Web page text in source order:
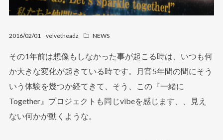
2016/02/01 velvetheadz NEWS
その1年前は想像もしなかった事が起こる時は、いつも何
か大きな変化が起きている時です。月宵5年間の間にそう
いう体験を幾つか経てきて、そう、この『一緒に
Together』プロジェクトも同じvibeを感じます、、見え
ない何かが動くような。